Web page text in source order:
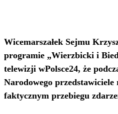
Wicemarszałek Sejmu
programie „Wierzbicki i
telewizji wPolsce24, że
Narodowego
faktycznym przebiegu